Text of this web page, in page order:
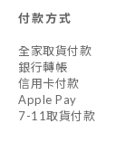
付款方式
全家取貨付款
銀行轉帳
信用卡付款
Apple Pay
7-11取貨付款